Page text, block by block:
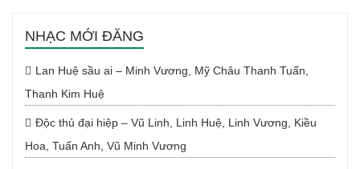
NHẠC MỚI ĐĂNG
Lan Huệ sầu ai – Minh Vương, Mỹ Châu Thanh Tuấn,
Thanh Kim Huệ
Độc thủ đại hiệp – Vũ Linh, Linh Huệ, Linh Vương, Kiều
Hoa, Tuấn Anh, Vũ Minh Vương